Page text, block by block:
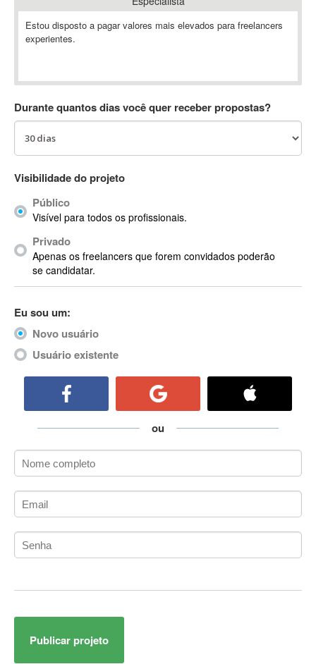
Abstract
Abstract Window Toolkit (AWT)
Absynth
AC3
AccountMate
ACDSee
ACID Pro
ACPI
Acrobat X
ACT
Actian
Actimize
ActionScript 3
Active Directory
ActiveCollab
ActiveX
ActiveX Data Objects (ADO)
Ada
Adianti Framework
ADK
Administração
Administração de Artistas e Repertórios
Administração de Redes
Administração PostgreSQL
ADO.NET Entity Framework
Estou disposto a pagar valores mais elevados para freelancers
experientes.
Durante quantos dias você quer receber propostas?
Visibilidade do projeto
Público
Visível para todos os profissionais.
Privado
Apenas os freelancers que forem convidados poderão
se candidatar.
Eu sou um:
Novo usuário
Usuário existente
ou
Publicar projeto